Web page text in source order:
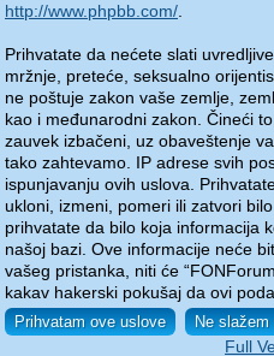
http://www.phpbb.com/
Prihvatate da nećete slati
mržnje, preteće, seksualno
ne poštuje zakon vaše zemlje,
kao i međunarodni zakon. Čineći
zauvek izbačeni, uz obaveštenje
tako zahtevamo. IP adrese svih
ispunjavanju ovih uslova.
ukloni, izmeni, pomeri ili zatvori
prihvatate da bilo koja informacija
našoj bazi. Ove informacije neće
vašeg pristanka, niti će
kakav hakerski pokušaj da ovi
Full